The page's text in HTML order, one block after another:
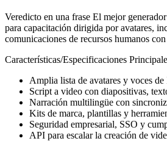
Veredicto en una frase El mejor
para capacitación dirigida por avatares,
comunicaciones de recursos humanos
Características/Especificaciones
Amplia lista de avatares y voces
Script a video con diapositivas,
Narración multilingüe con
Kits de marca, plantillas y
Seguridad empresarial, SSO y
API para escalar la creación de